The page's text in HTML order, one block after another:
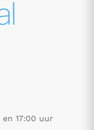
17:00 uur